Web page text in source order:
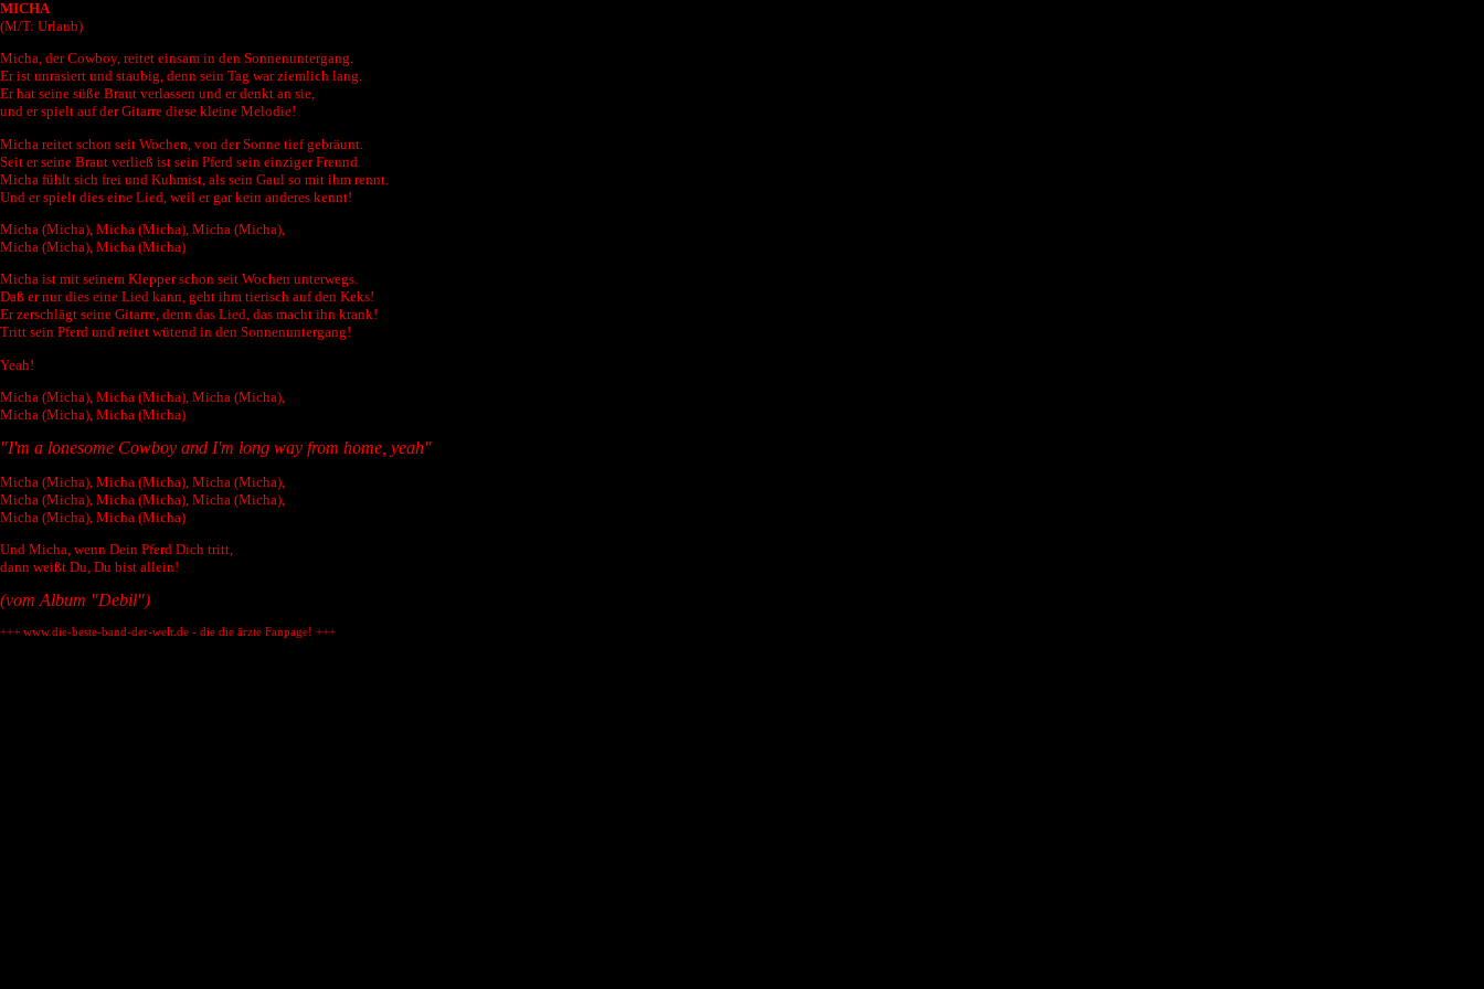
MICHA
(M/T: Urlaub)
Micha, der Cowboy, reitet einsam in den Sonnenuntergang.
Er ist unrasiert und staubig, denn sein Tag war ziemlich lang.
Er hat seine süße Braut verlassen und er denkt an sie,
und er spielt auf der Gitarre diese kleine Melodie!
Micha reitet schon seit Wochen, von der Sonne tief gebräunt.
Seit er seine Braut verließ ist sein Pferd sein einziger Freund.
Micha fühlt sich frei und Kuhmist, als sein Gaul so mit ihm rennt.
Und er spielt dies eine Lied, weil er gar kein anderes kennt!
Micha (Micha), Micha (Micha), Micha (Micha),
Micha (Micha), Micha (Micha)
Micha ist mit seinem Klepper schon seit Wochen unterwegs.
Daß er nur dies eine Lied kann, geht ihm tierisch auf den Keks!
Er zerschlägt seine Gitarre, denn das Lied, das macht ihn krank!
Tritt sein Pferd und reitet wütend in den Sonnenuntergang!
Yeah!
Micha (Micha), Micha (Micha), Micha (Micha),
Micha (Micha), Micha (Micha)
"I'm a lonesome Cowboy and I'm long way from home, yeah"
Micha (Micha), Micha (Micha), Micha (Micha),
Micha (Micha), Micha (Micha), Micha (Micha),
Micha (Micha), Micha (Micha)
Und Micha, wenn Dein Pferd Dich tritt,
dann weißt Du, Du bist allein!
(vom Album "Debil")
+++ www.die-beste-band-der-welt.de - die die ärzte Fanpage! +++